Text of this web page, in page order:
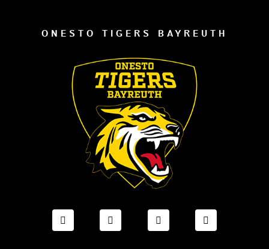
ONESTO TIGERS BAYREUTH
FACEBOOK ONESTO TIGERS BAYREUTH
INSTAGRAM ONESTO TIGERS
TIKTOK ONESTO